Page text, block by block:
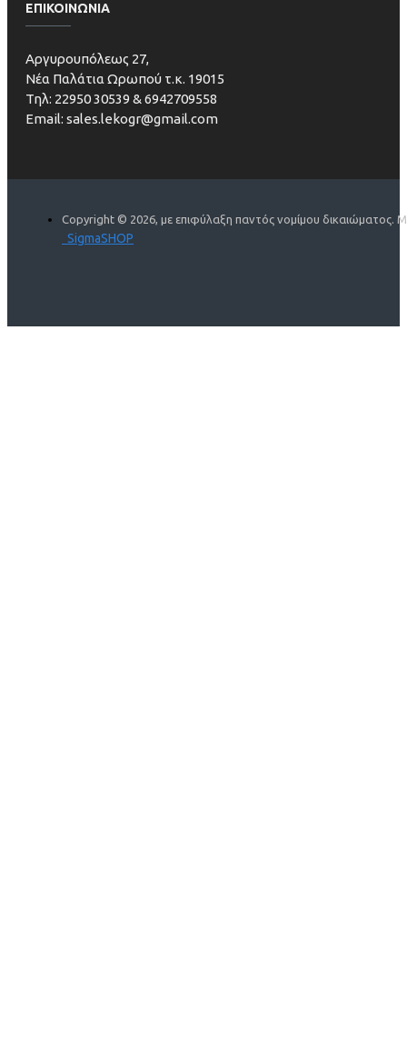
ΕΠΙΚΟΙΝΩΝΙΑ
Aργυρουπόλεως 27,
Νέα Παλάτια Ωρωπού τ.κ. 19015
Τηλ: 22950 30539 & 6942709558
Email: sales.lekogr@gmail.com
Copyright © 2026, με επιφύλαξη παντός νομίμου δικαιώματος.
SigmaSHOP